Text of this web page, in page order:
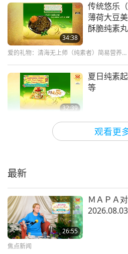
「有时，简单的食物是最美
尝尝看，让它符合你的口味。
觉得满足。如果煮的东西不合
多，但却不觉得吃到东西。」
观看更
34:38
传统悠乐
薄荷大豆
酥脆纯素
爱的礼物：清海无上师（纯素者）简易营养的
32:39
夏日纯素
等
爱的礼物：清海无上师（纯素者）简易营养的
烹饪
米粉与豆腐
最新
26:55
ＭＡＰＡ
2026.08.03
焦点新闻